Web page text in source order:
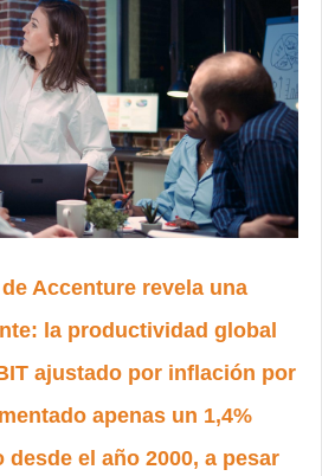
Accenture revela una
la productividad global
ajustado por inflación por
apenas un 1,4%
el año 2000, a pesar